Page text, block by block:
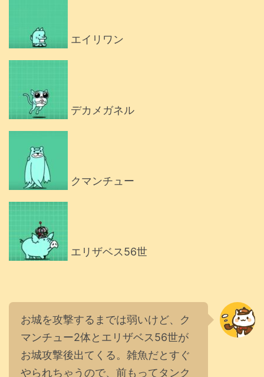
エイリワン
デカメガネル
クマンチュー
エリザベス56世
お城を攻撃するまでは弱いけど、ク
マンチュー2体とエリザベス56世が
お城攻撃後出てくる。雑魚だとすぐ
やられちゃうので、前もってタンク